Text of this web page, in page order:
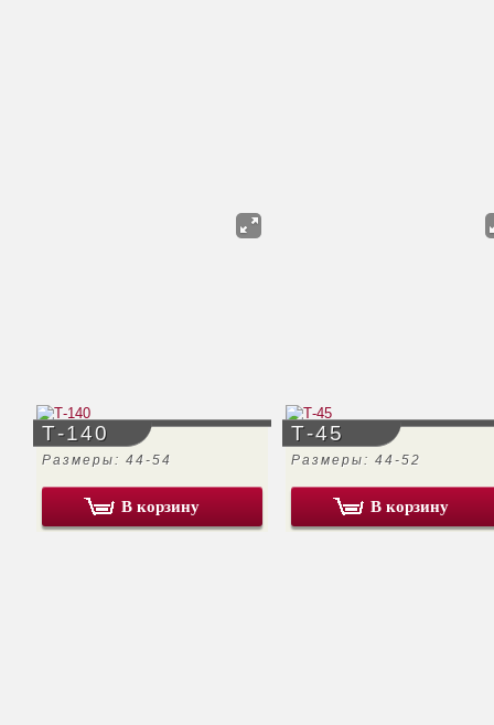
Т-140
Размеры: 44-54
В корзину
Т-45
Размеры: 44-52
В корзину